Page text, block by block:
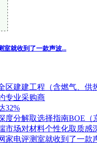
室就收到了一款声波...
区建建工程（含燃气、供
专业采购商
32%
度分解取选择指南BOE（
市场对材料个性化取质感
家电评测室就收到了一款